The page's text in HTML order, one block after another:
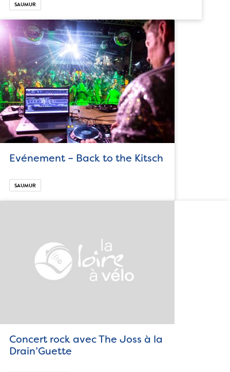
SAUMUR
Evénement – Back to the Kitsch
SAUMUR
Concert rock avec The Joss à la
Drain’Guette